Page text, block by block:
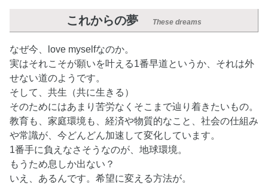
これからの夢 These dreams
なぜ今、love myselfなのか。
実はそれこそが願いを叶える1番早道というか、それは外
せない道のようです。
そして、共生（共に生きる）
そのためにはあまり苦労なくそこまで辿り着きたいもの。
教育も、家庭環境も、経済や物質的なこと、社会の仕組み
や常識が、今どんどん加速して変化しています。
1番手に負えなさそうなのが、地球環境。
もうため息しか出ない？
いえ、あるんです。希望に変える方法が。